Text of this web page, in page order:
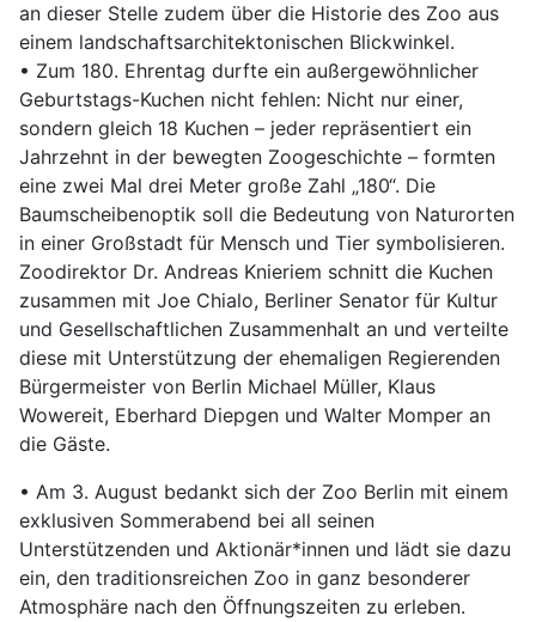
an dieser Stelle zudem über die Historie des Zoo aus
einem landschaftsarchitektonischen Blickwinkel.
• Zum 180. Ehrentag durfte ein außergewöhnlicher
Geburtstags-Kuchen nicht fehlen: Nicht nur einer,
sondern gleich 18 Kuchen – jeder repräsentiert ein
Jahrzehnt in der bewegten Zoogeschichte – formten
eine zwei Mal drei Meter große Zahl „180“. Die
Baumscheibenoptik soll die Bedeutung von Naturorten
in einer Großstadt für Mensch und Tier symbolisieren.
Zoodirektor Dr. Andreas Knieriem schnitt die Kuchen
zusammen mit Joe Chialo, Berliner Senator für Kultur
und Gesellschaftlichen Zusammenhalt an und verteilte
diese mit Unterstützung der ehemaligen Regierenden
Bürgermeister von Berlin Michael Müller, Klaus
Wowereit, Eberhard Diepgen und Walter Momper an
die Gäste.
• Am 3. August bedankt sich der Zoo Berlin mit einem
exklusiven Sommerabend bei all seinen
Unterstützenden und Aktionär*innen und lädt sie dazu
ein, den traditionsreichen Zoo in ganz besonderer
Atmosphäre nach den Öffnungszeiten zu erleben.